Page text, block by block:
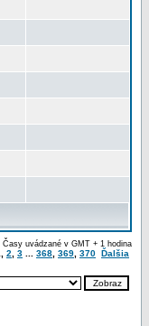
Časy uvádzané v GMT + 1 hodina
2 3 368 369 370 Ďalšia